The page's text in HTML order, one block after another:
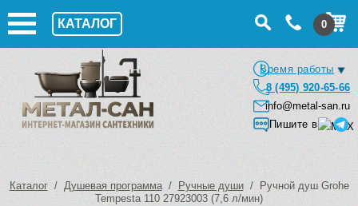
КАТАЛОГ 0
Время работы
8 (495) 920-65-66
info@metal-san.ru
Пишите в
Каталог/ Душевая программа/ Ручные души/ Ручной душ Grohe
Tempesta 110 27923003 (7,6 л/мин)